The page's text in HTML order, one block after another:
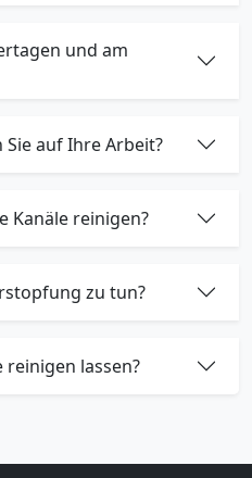
und am
auf Ihre Arbeit?
Kanäle reinigen?
zu tun?
lassen?